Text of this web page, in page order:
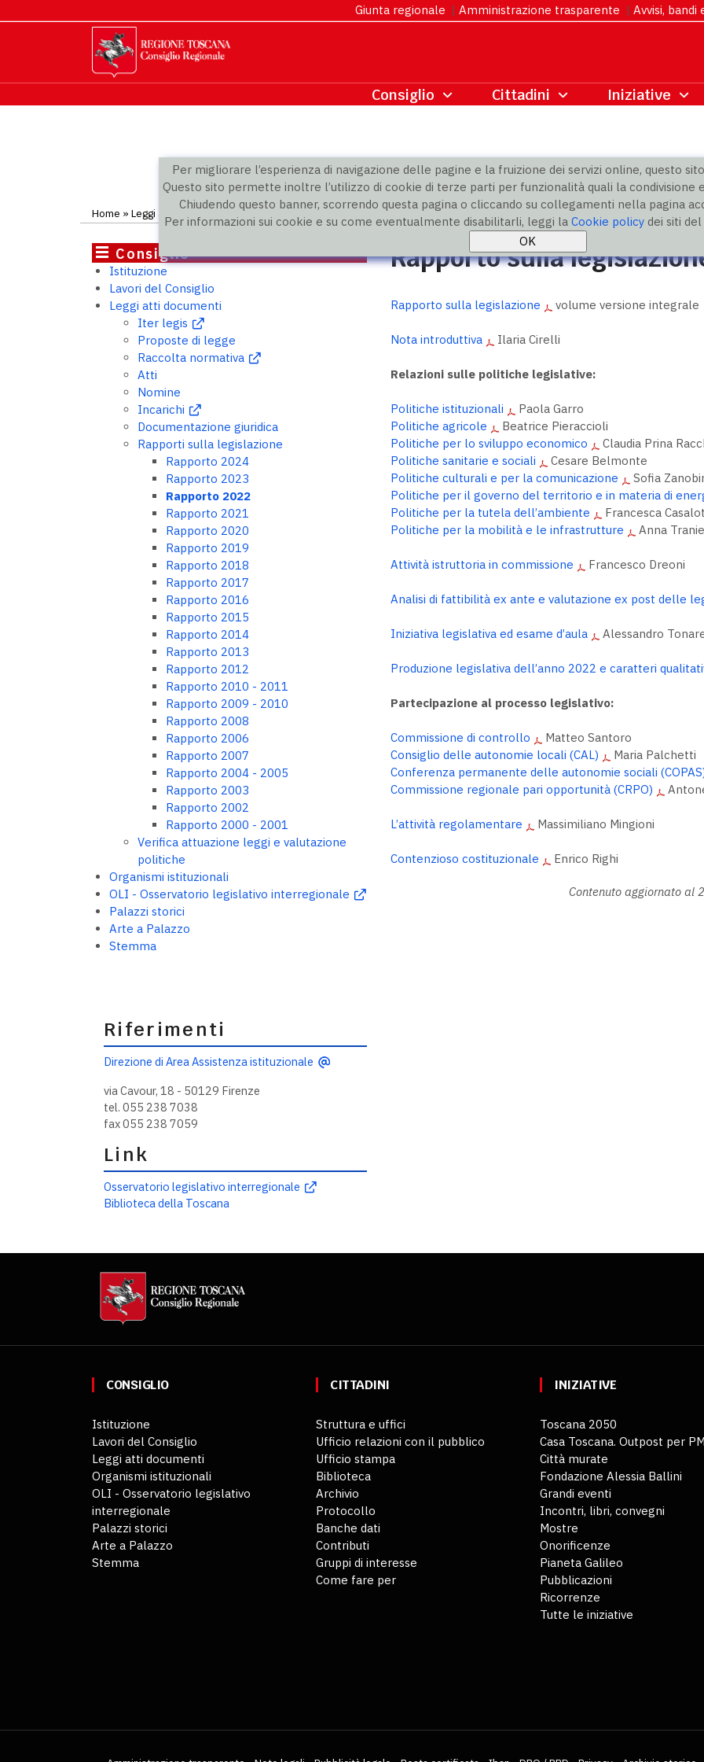
Per migliorare l’esperienza di navigazione delle pagine e la fruizione dei servizi online, questo
Questo sito permette inoltre l’utilizzo di cookie di terze parti per funzionalità quali la condivisione
Chiudendo questo banner, scorrendo questa pagina o cliccando su collegamenti nella pagina
Per informazioni sui cookie e su come eventualmente disabilitarli, leggi la Cookie policydei siti del
Giunta regionale | Amministrazione trasparente | Avvisi, bandi
Home » Leggi atti documenti» Rapporti sulla legislazione» Rapporto 2022
Consiglio
Istituzione
Lavori del Consiglio
Leggi atti documenti
Iter legis
Proposte di legge
Raccolta normativa
Atti
Nomine
Incarichi
Documentazione giuridica
Rapporti sulla legislazione
Rapporto 2024
Rapporto 2023
Rapporto 2022
Rapporto 2021
Rapporto 2020
Rapporto 2019
Rapporto 2018
Rapporto 2017
Rapporto 2016
Rapporto 2015
Rapporto 2014
Rapporto 2013
Rapporto 2012
Rapporto 2010 - 2011
Rapporto 2009 - 2010
Rapporto 2008
Rapporto 2006
Rapporto 2007
Rapporto 2004 - 2005
Rapporto 2003
Rapporto 2002
Rapporto 2000 - 2001
Verifica attuazione leggi e valutazione
politiche
Organismi istituzionali
OLI - Osservatorio legislativo interregionale
Palazzi storici
Arte a Palazzo
Stemma
Riferimenti
Direzione di Area Assistenza istituzionale
via Cavour, 18 - 50129 Firenze
tel. 055 238 7038
fax 055 238 7059
Link
Osservatorio legislativo interregionale
Biblioteca della Toscana
Rapporto sulla
Rapporto sulla legislazione volume versione integrale
Nota introduttiva Ilaria Cirelli
Relazioni sulle politiche legislative:
Politiche istituzionali
Paola Garro
Politiche agricole
Beatrice Pieraccioli
Politiche per lo sviluppo economico
Claudia Prina
Politiche sanitarie e sociali
Cesare Belmonte
Politiche culturali e per la comunicazione
Sofia
Politiche per il governo del territorio e in materia di
Politiche per la tutela dell’ambiente
Francesca
Politiche per la mobilità e le infrastrutture
Anna
Attività istruttoria in commissione Francesco Dreoni
Analisi di fattibilità ex ante e valutazione ex post delle
Iniziativa legislativa ed esame d’aula Alessandro
Produzione legislativa dell’anno 2022 e caratteri
Partecipazione al processo legislativo:
Commissione di controllo
Matteo Santoro
Consiglio delle autonomie locali (CAL)
Maria Palchetti
Conferenza permanente delle autonomie sociali
Commissione regionale pari opportunità (CRPO)
L’attività regolamentare Massimiliano Mingioni
Contenzioso costituzionale Enrico Righi
Contenuto aggiornato al
CONSIGLIO
Istituzione
Lavori del Consiglio
Leggi atti documenti
Organismi istituzionali
OLI - Osservatorio legislativo
interregionale
Palazzi storici
Arte a Palazzo
Stemma
CITTADINI
Struttura e uffici
Ufficio relazioni con il pubblico
Ufficio stampa
Biblioteca
Archivio
Protocollo
Banche dati
Contributi
Gruppi di interesse
Come fare per
INIZIATIVE
Toscana 2050
Casa Toscana. Outpost per
Città murate
Fondazione Alessia Ballini
Grandi eventi
Incontri, libri, convegni
Mostre
Onorificenze
Pianeta Galileo
Pubblicazioni
Ricorrenze
Tutte le iniziative